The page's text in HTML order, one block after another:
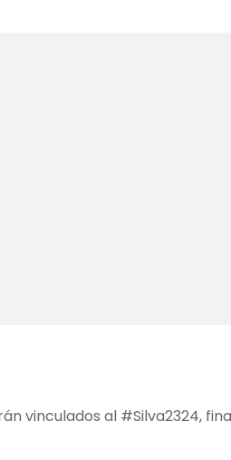
vinculados al #Silva2324,